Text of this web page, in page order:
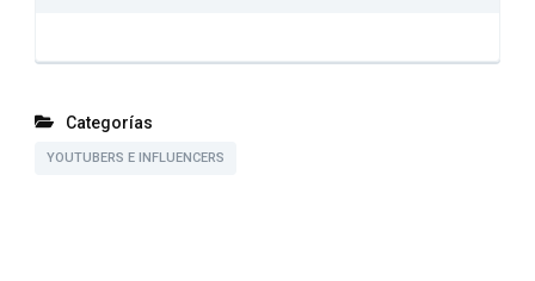
Categorías
YOUTUBERS E INFLUENCERS